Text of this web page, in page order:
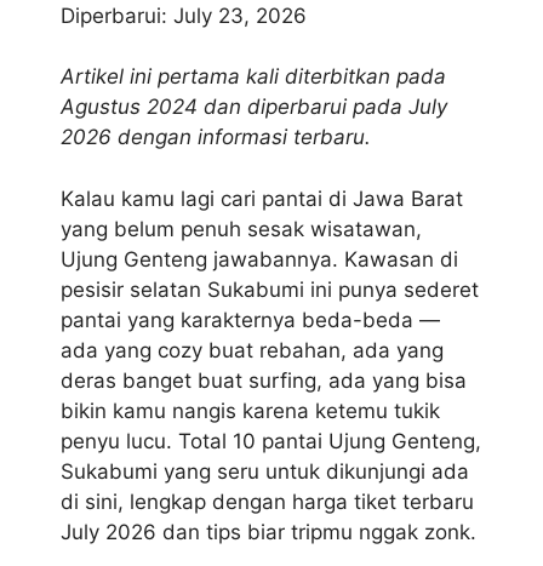
Diperbarui: July 23, 2026
Artikel ini pertama kali diterbitkan pada
Agustus 2024 dan diperbarui pada July
2026 dengan informasi terbaru.
Kalau kamu lagi cari pantai di Jawa Barat
yang belum penuh sesak wisatawan,
Ujung Genteng jawabannya. Kawasan di
pesisir selatan Sukabumi ini punya sederet
pantai yang karakternya beda-beda —
ada yang cozy buat rebahan, ada yang
deras banget buat surfing, ada yang bisa
bikin kamu nangis karena ketemu tukik
penyu lucu. Total 10 pantai Ujung Genteng,
Sukabumi yang seru untuk dikunjungi ada
di sini, lengkap dengan harga tiket terbaru
July 2026 dan tips biar tripmu nggak zonk.